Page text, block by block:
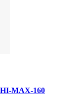
HI-MAX-160